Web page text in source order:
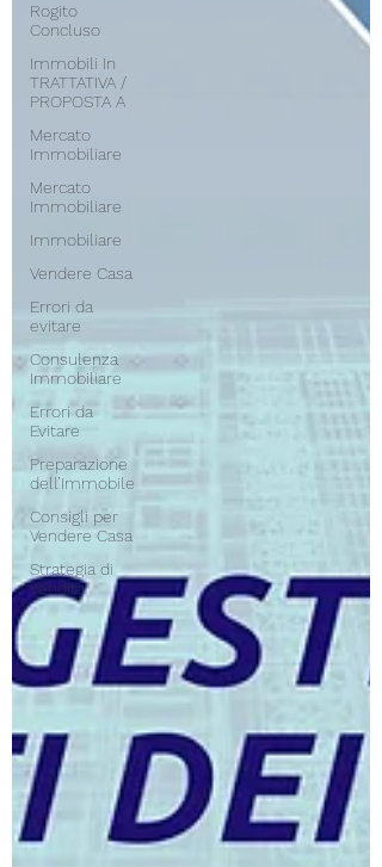
Rogito
Concluso
Immobili In
TRATTATIVA /
PROPOSTA A
Mercato
Immobiliare
Mercato
Immobiliare
Immobiliare
Vendere Casa
Errori da
evitare
Consulenza
Immobiliare
Errori da
Evitare
Preparazione
dell’Immobile
Consigli per
Vendere Casa
Strategia di
Vendita